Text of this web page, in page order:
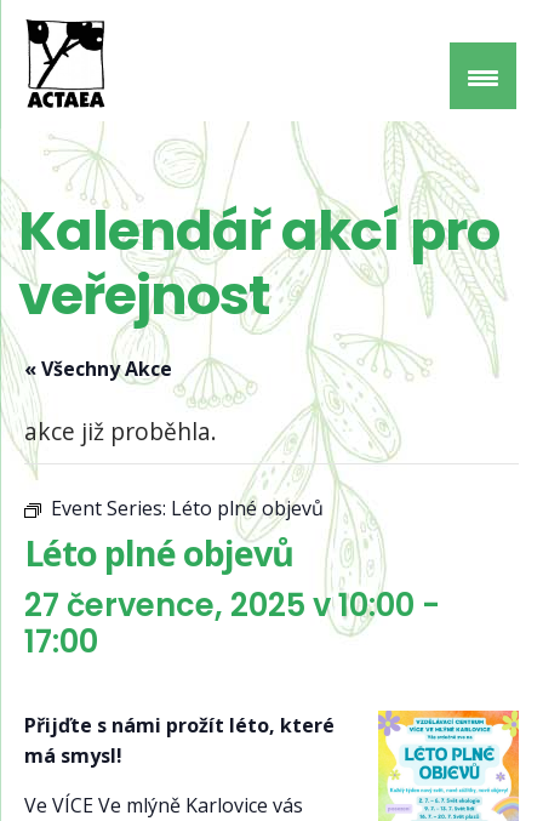
Kalendář akcí pro
veřejnost
« Všechny Akce
akce již proběhla.
Event Series: Léto plné objevů
Léto plné objevů
27 července, 2025 v 10:00 -
17:00
Přijďte s námi prožít léto, které
má smysl!
Ve VÍCE Ve mlýně Karlovice vás